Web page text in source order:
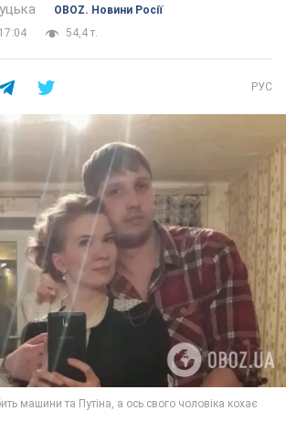
OBOZ. Новини Росії
54,4 т.
РУС